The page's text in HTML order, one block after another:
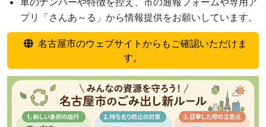
プリ「さんあ～る」から情報提供をお願いしています。
名古屋市のウェブサイトからもご確認いただけま
す。